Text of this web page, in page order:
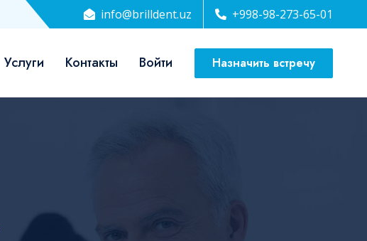
info@brilldent.uz +998-98-273-65-01
Услуги Контакты Войти Назначить встречу